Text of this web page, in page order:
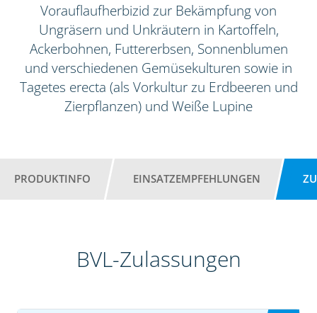
Vorauflaufherbizid zur Bekämpfung von
Ungräsern und Unkräutern in Kartoffeln,
Ackerbohnen, Futtererbsen, Sonnenblumen
und verschiedenen Gemüsekulturen sowie in
Tagetes erecta (als Vorkultur zu Erdbeeren und
Zierpflanzen) und Weiße Lupine
PRODUKTINFO EINSATZEMPFEHLUNGEN
BVL-Zulassungen